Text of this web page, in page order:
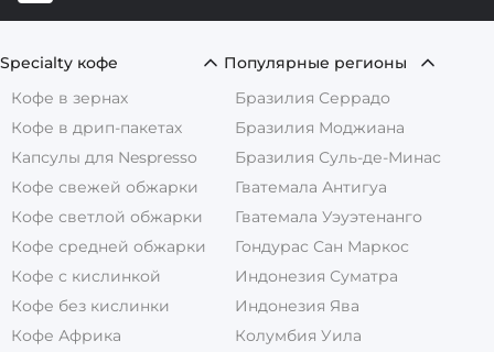
Specialty кофе
Кофе в зернах
Кофе в дрип-пакетах
Капсулы для Nespresso
Кофе свежей обжарки
Кофе светлой обжарки
Кофе средней обжарки
Кофе с кислинкой
Кофе без кислинки
Кофе Африка
Популярные регионы
Бразилия Серрадо
Бразилия Моджиана
Бразилия Суль-де-Минас
Гватемала Антигуа
Гватемала Уэуэтенанго
Гондурас Сан Маркос
Индонезия Суматра
Индонезия Ява
Колумбия Уила